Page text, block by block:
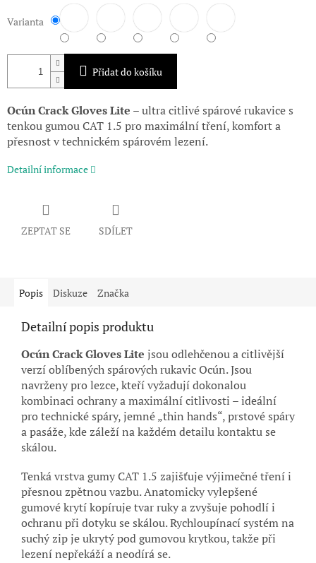
Varianta
Přidat do košíku
Ocún Crack Gloves Lite – ultra citlivé spárové rukavice s
tenkou gumou CAT 1.5 pro maximální tření, komfort a
přesnost v technickém spárovém lezení.
Detailní informace
ZEPTAT SE SDÍLET
Popis Diskuze Značka
Detailní popis produktu
Ocún Crack Gloves Lite jsou odlehčenou a citlivější
verzí oblíbených spárových rukavic Ocún. Jsou
navrženy pro lezce, kteří vyžadují dokonalou
kombinaci ochrany a maximální citlivosti – ideální
pro technické spáry, jemné „thin hands“, prstové spáry
a pasáže, kde záleží na každém detailu kontaktu se
skálou.
Tenká vrstva gumy CAT 1.5 zajišťuje výjimečné tření i
přesnou zpětnou vazbu. Anatomicky vylepšené
gumové krytí kopíruje tvar ruky a zvyšuje pohodlí i
ochranu při dotyku se skálou. Rychloupínací systém na
suchý zip je ukrytý pod gumovou krytkou, takže při
lezení nepřekáží a neodírá se.